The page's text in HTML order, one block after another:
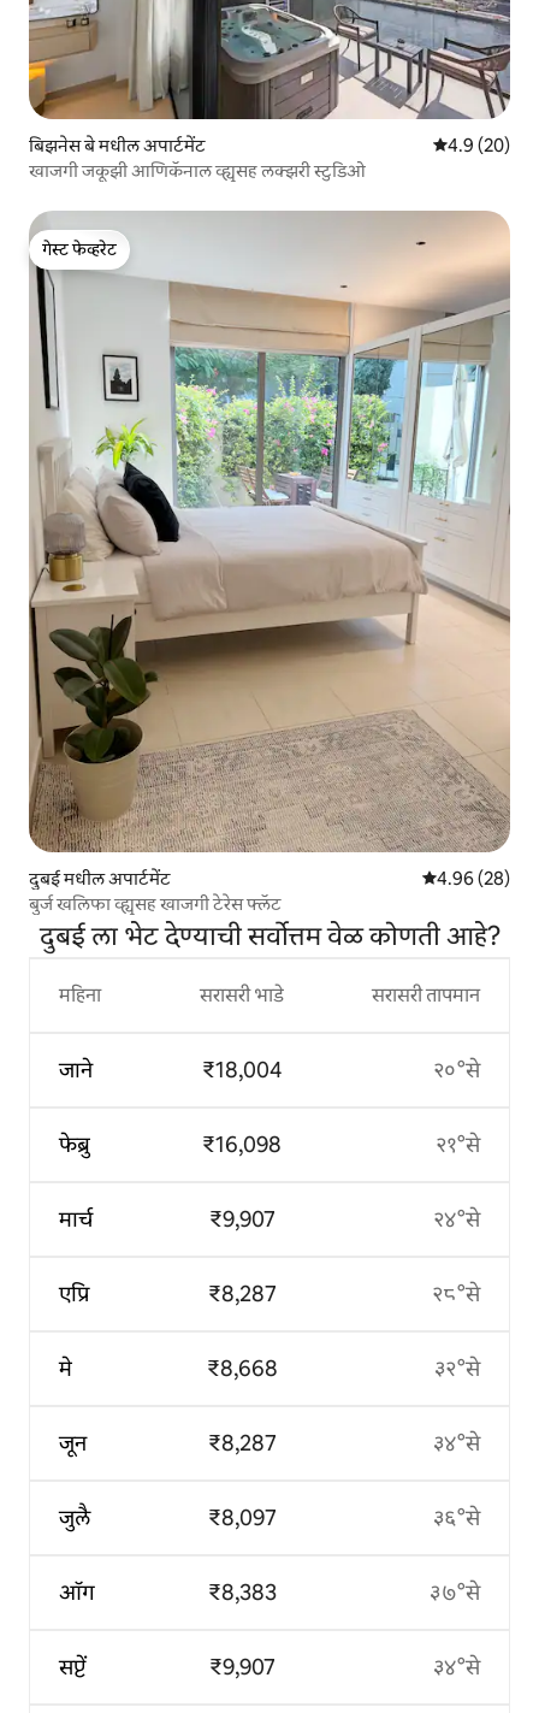
बिझनेस बे मधील अपार्टमेंट 5 पैकी 4.9
4.9 (20)
खाजगी जकूझी आणिकॅनाल व्ह्यूसह लक्झरी स्टुडिओ
गेस्ट फेव्हरेट
गेस्ट फेव्हरेट
दुबई मधील अपार्टमेंट 5 पैकी 4.96
4.96 (28)
बुर्ज खलिफा व्ह्यूसह खाजगी टेरेस फ्लॅट
दुबई ला भेट देण्याची सर्वोत्तम वेळ कोणती आहे?
महिना
जाने
फेब्रु
मार्च
एप्रि
मे
जून
जुलै
ऑग
सप्टें
सरासरी भाडे
₹18,004
₹16,098
₹9,907
₹8,287
₹8,668
₹8,287
₹8,097
₹8,383
₹9,907
सरासरी तापमान
२०°से
२१°से
२४°से
२८°से
३२°से
३४°से
३६°से
३७°से
३४°से